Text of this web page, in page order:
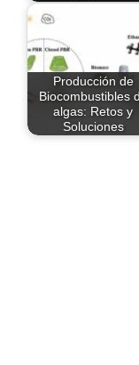
Producción de
Biocombustibles
algas: Retos y
Soluciones